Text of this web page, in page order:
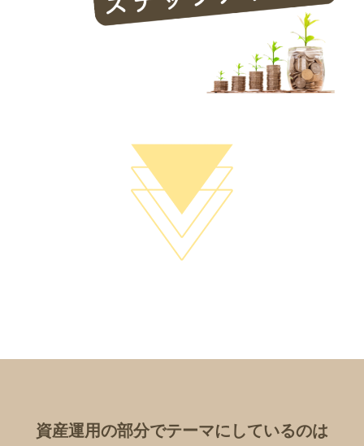
資産運用の部分でテーマにしているのは